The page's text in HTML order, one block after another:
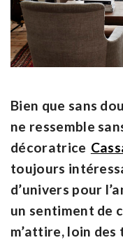
Bien que sans
ne ressemble
décoratrice
toujours
d’univers pour
un sentiment de
m’attire, loin